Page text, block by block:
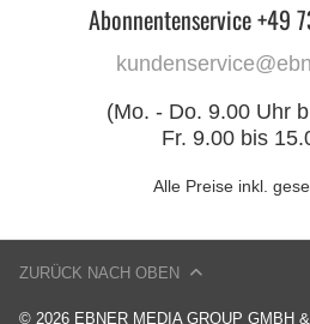
Abonnentenservice +49
(Mo. - Do. 9.00 Uhr
Fr. 9.00 bis
Alle Preise inkl.
© 2026 EBNER MEDIA GROUP GMBH
ZURÜCK NACH OBEN